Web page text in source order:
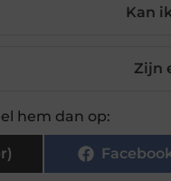
Kan
Zijn
hem dan op: